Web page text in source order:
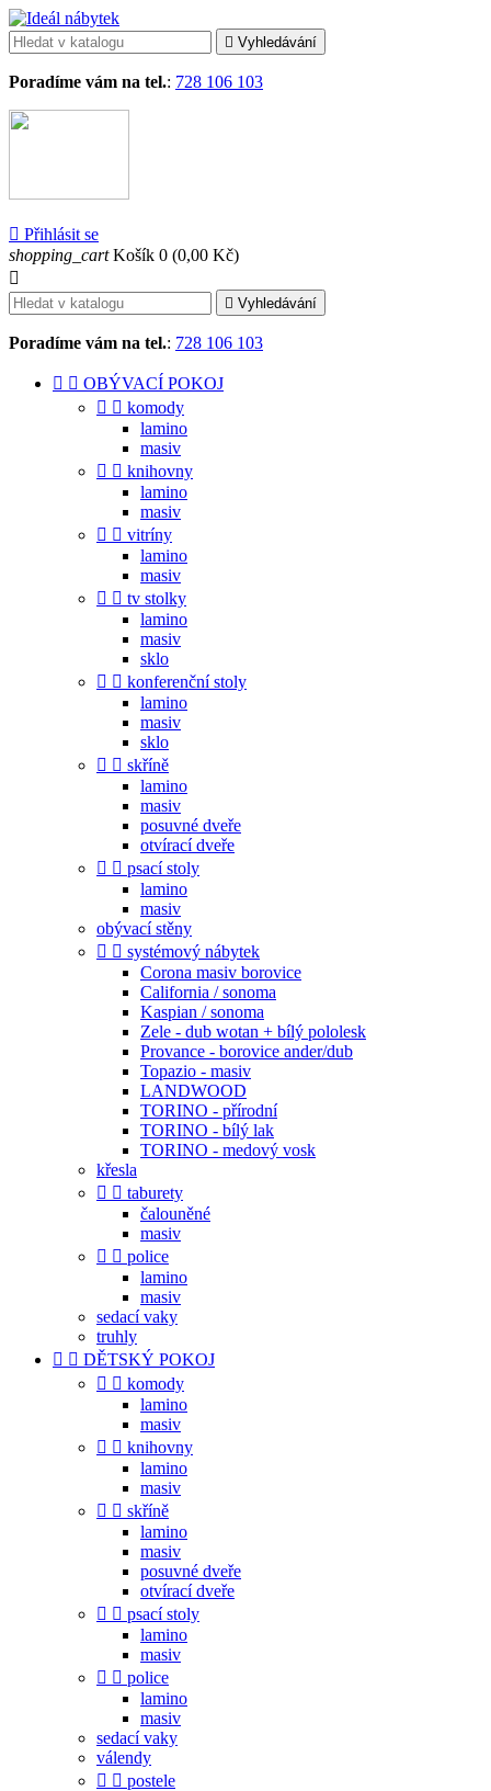
 Vyhledávání
Poradíme vám na tel.: 728 106 103
 Přihlásit se
shopping_cart Košík 0 (0,00 Kč)

 Vyhledávání
Poradíme vám na tel.: 728 106 103
  OBÝVACÍ POKOJ
  komody
lamino
masiv
  knihovny
lamino
masiv
  vitríny
lamino
masiv
  tv stolky
lamino
masiv
sklo
  konferenční stoly
lamino
masiv
sklo
  skříně
lamino
masiv
posuvné dveře
otvírací dveře
  psací stoly
lamino
masiv
obývací stěny
  systémový nábytek
Corona masiv borovice
California / sonoma
Kaspian / sonoma
Zele - dub wotan + bílý pololesk
Provance - borovice ander/dub
Topazio - masiv
LANDWOOD
TORINO - přírodní
TORINO - bílý lak
TORINO - medový vosk
křesla
  taburety
čalouněné
masiv
  police
lamino
masiv
sedací vaky
truhly
  DĚTSKÝ POKOJ
  komody
lamino
masiv
  knihovny
lamino
masiv
  skříně
lamino
masiv
posuvné dveře
otvírací dveře
  psací stoly
lamino
masiv
  police
lamino
masiv
sedací vaky
válendy
  postele